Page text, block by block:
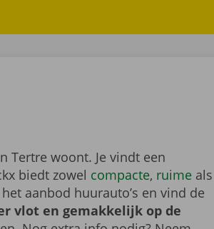
Tertre woont. Je vindt een
biedt zowel compacte, ruimeals
aanbod huurauto’s en vind de
vlot en gemakkelijk op de